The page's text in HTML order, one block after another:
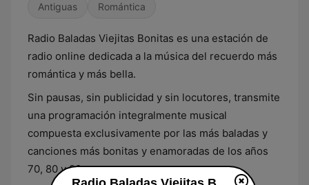
Antiguas Romántica
Radio Baladas Viejitas Bonitas es una estación de
radio online dedicada a la música del recuerdo más
romántica y más bella.
Sin pausas, sin publicidad y sin locutores, transmite
una programación integralmente musical
compuesta exclusivamente por las más baladas y
canciones más bonitas y enamoradas de los años
70, 80 y 90.